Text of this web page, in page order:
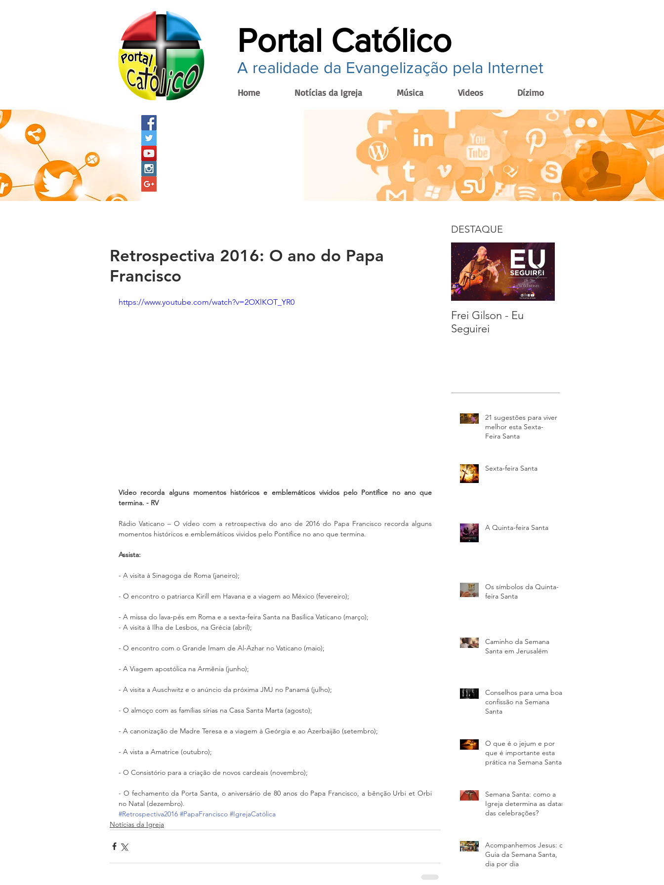
Portal Católico
A realidade da Evangelização pela Internet
Home Notícias da Igreja Música Videos Dízimo
Retrospectiva 2016: O ano do Papa
Francisco
https://www.youtube.com/watch?v=2OXlKOT_YR0
Vídeo recorda alguns momentos históricos e emblemáticos vividos pelo Pontífice no ano que
termina. - RV
Rádio Vaticano – O vídeo com a retrospectiva do ano de 2016 do Papa Francisco recorda alguns
momentos históricos e emblemáticos vividos pelo Pontífice no ano que termina.
Assista:
- A visita à Sinagoga de Roma (janeiro);
- O encontro o patriarca Kirill em Havana e a viagem ao México (fevereiro);
- A missa do lava-pés em Roma e a sexta-feira Santa na Basílica Vaticano (março);
- A visita à Ilha de Lesbos, na Grécia (abril);
- O encontro com o Grande Imam de Al-Azhar no Vaticano (maio);
- A Viagem apostólica na Armênia (junho);
- A visita a Auschwitz e o anúncio da próxima JMJ no Panamá (julho);
- O almoço com as famílias sírias na Casa Santa Marta (agosto);
- A canonização de Madre Teresa e a viagem à Geórgia e ao Azerbaijão (setembro);
- A vista a Amatrice (outubro);
- O Consistório para a criação de novos cardeais (novembro);
- O fechamento da Porta Santa, o aniversário de 80 anos do Papa Francisco, a bênção Urbi et Orbi
no Natal (dezembro).
#Retrospectiva2016 #PapaFrancisco #IgrejaCatólica
Notícias da Igreja
DESTAQUE
Frei Gilson - Eu
Seguirei
21 sugestões para viver
melhor esta Sexta-
Feira Santa
Sexta-feira Santa
A Quinta-feira Santa
Os símbolos da Quinta-
feira Santa
Caminho da Semana
Santa em Jerusalém
Conselhos para uma boa
confissão na Semana
Santa
O que é o jejum e por
que é importante esta
prática na Semana Santa?
Semana Santa: como a
Igreja determina as datas
das celebrações?
Acompanhemos Jesus: o
Guia da Semana Santa,
dia por dia